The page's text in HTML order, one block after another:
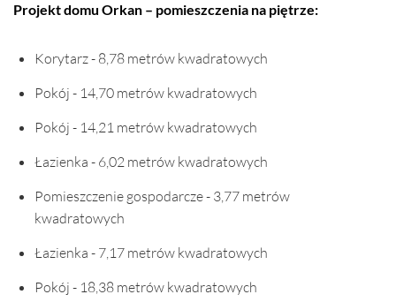
Projekt domu Orkan – pomieszczenia na piętrze:
Korytarz - 8,78 metrów kwadratowych
Pokój - 14,70 metrów kwadratowych
Pokój - 14,21 metrów kwadratowych
Łazienka - 6,02 metrów kwadratowych
Pomieszczenie gospodarcze - 3,77 metrów
kwadratowych
Łazienka - 7,17 metrów kwadratowych
Pokój - 18,38 metrów kwadratowych